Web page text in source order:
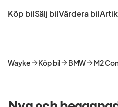
tillKöp bilSälj bilVärdera bil
Wayke Köp bil BMW M2